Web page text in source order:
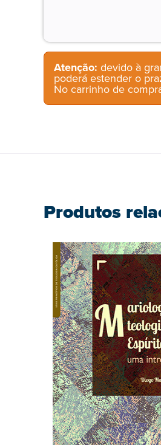
Atenção: devido à
poderá estender o
No carrinho de
Produtos